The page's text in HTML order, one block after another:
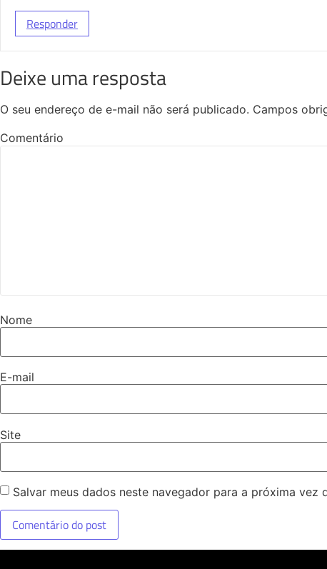
Responder
Deixe uma resposta
O seu endereço de e-mail não será publicado. Campos
Comentário
Nome
E-mail
Site
Salvar meus dados neste navegador para a próxima vez